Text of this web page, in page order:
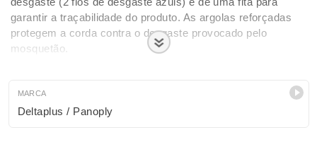
garantir a traçabilidade do produto. As argolas reforçadas
protegem a corda contra o desgaste provocado pelo
mosquetão.
MARCA
Deltaplus / Panoply